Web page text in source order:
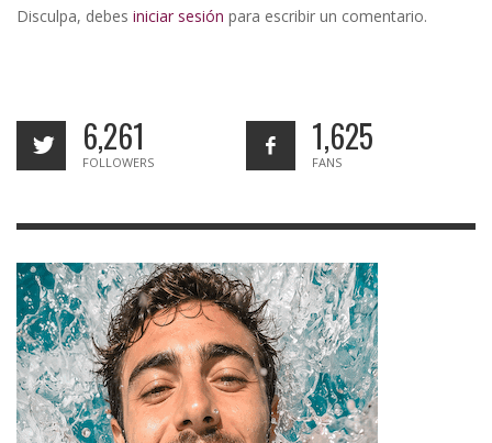
Disculpa, debes iniciar sesión para escribir un comentario.
6,261
FOLLOWERS
1,625
FANS